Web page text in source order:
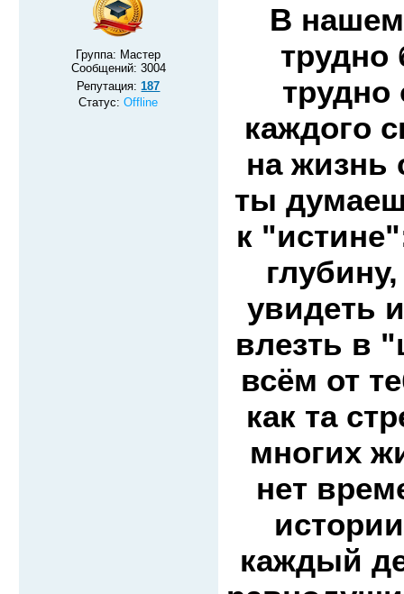
Группа: Мастер
Сообщений: 3004
Репутация:187
Статус:Offline
В
трудно
каждого
на жизнь
ты
к
увидеть
влезть в
всём от
как та
многих
нет
каждый